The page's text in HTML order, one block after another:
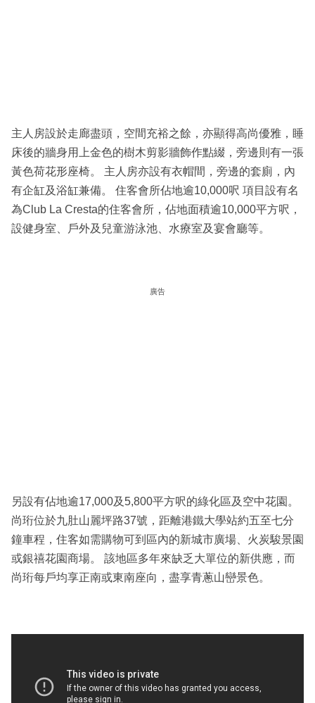
主人房設於走廊盡頭，空間充裕之餘，亦顯得高尚優雅，睡
床後的牆身用上金色的樹木剪影牆飾作點綴，旁邊則有一張
黃色荷花形座椅。 主人房亦設有衣帽間，旁邊的套廁，內
有企缸及浴缸兼備。 住客會所佔地逾10,000呎 項目設有名
為Club La Cresta的住客會所，佔地面積逾10,000平方呎，
設健身室、戶外及兒童游泳池、水療室及宴會廳等。
廣告
另設有佔地逾17,000及5,800平方呎的綠化區及空中花園。
尚珩位於九肚山麗坪路37號，距離港鐵大學站約五至七分
鐘車程，住客如需購物可到區內的新城市廣場、火炭駿景園
或銀禧花園商場。 該地區多年來缺乏大單位的新供應，而
尚珩每戶均享正南或東南座向，盡享青蔥山巒景色。